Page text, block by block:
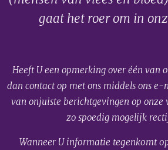
gaat het roer om in
Heeft U een opmerking over één van
dan contact op met ons middels ons
van onjuiste berichtgevingen op
zo spoedig mogelijk
Wanneer U informatie tegenkomt